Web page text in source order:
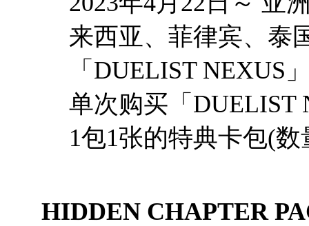
来西亚、菲律宾、泰
「DUELIST NEXUS
单次购买「DUELIST
1包1张的特典卡包(
HIDDEN CHAPTER